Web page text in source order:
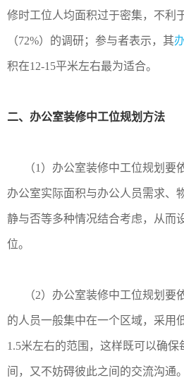
修时工位人均面积过于密集，不利
（72%）的调研；参与者表示，其
积在12-15平米左右最为适合。
二、办公室装修中工位规划方法
（1）办公室装修中工位规划要
办公室实际面积与办公人员需求、
静与否等多种情况结合考虑，从而
位。
（2）办公室装修中工位规划要
的人员一般集中在一个区域，采用
1.5米左右的范围，这样既可以确
间，又不妨碍彼此之间的交流沟通。